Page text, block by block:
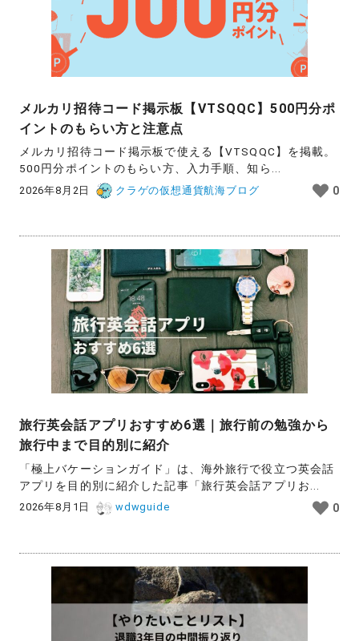
メルカリ招待コード掲示板【VTSQQC】500円分ポ
イントのもらい方と注意点
メルカリ招待コード掲示板で使える【VTSQQC】を掲載。
500円分ポイントのもらい方、入力手順、知ら...
2026年8月2日 クラゲの仮想通貨航海ブログ 0
旅行英会話アプリおすすめ6選｜旅行前の勉強から
旅行中まで目的別に紹介
「極上バケーションガイド」は、海外旅行で役立つ英会話
アプリを目的別に紹介した記事「旅行英会話アプリお...
2026年8月1日 wdwguide 0